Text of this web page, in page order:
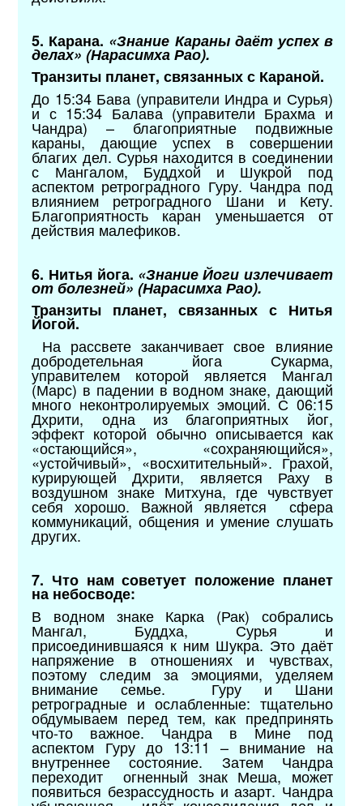
5. Карана. «Знание Караны даёт успех в
делах» (Нарасимха Рао).
Транзиты планет, связанных с Караной.
До 15:34 Бава (управители Индра и Сурья)
и с 15:34 Балава (управители Брахма и
Чандра) – благоприятные подвижные
караны, дающие успех в совершении
благих дел. Сурья находится в соединении
с Мангалом, Буддхой и Шукрой под
аспектом ретроградного Гуру. Чандра под
влиянием ретроградного Шани и Кету.
Благоприятность каран уменьшается от
действия малефиков.
6. Нитья йога. «Знание Йоги излечивает
от болезней» (Нарасимха Рао).
Транзиты планет, связанных с Нитья
Йогой.
На рассвете заканчивает свое влияние
добродетельная йога Сукарма,
управителем которой является Мангал
(Марс) в падении в водном знаке, дающий
много неконтролируемых эмоций. С 06:15
Дхрити, одна из благоприятных йог,
эффект которой обычно описывается как
«остающийся», «сохраняющийся»,
«устойчивый», «восхитительный». Грахой,
курирующей Дхрити, является Раху в
воздушном знаке Митхуна, где чувствует
себя хорошо. Важной является сфера
коммуникаций, общения и умение слушать
других.
7. Что нам советует положение планет
на небосводе:
В водном знаке Карка (Рак) собрались
Мангал, Буддха, Сурья и
присоединившаяся к ним Шукра. Это даёт
напряжение в отношениях и чувствах,
поэтому следим за эмоциями, уделяем
внимание семье. Гуру и Шани
ретроградные и ослабленные: тщательно
обдумываем перед тем, как предпринять
что-то важное. Чандра в Мине под
аспектом Гуру до 13:11 – внимание на
внутреннее состояние. Затем Чандра
переходит огненный знак Меша, может
появиться безрассудность и азарт. Чандра